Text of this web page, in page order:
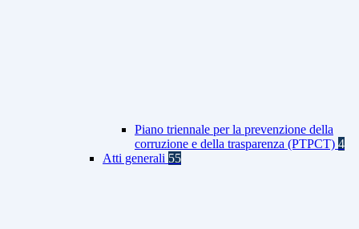
Piano triennale per la prevenzione della
corruzione e della trasparenza (PTPCT) 4
Atti generali 55